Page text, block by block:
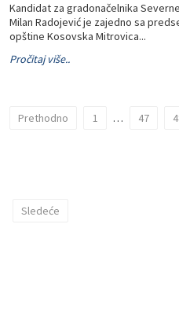
Kandidat za gradonačelnika
Milan Radojević je zajedno sa
opštine Kosovska Mitrovica...
Pročitaj više..
Prethodno 1 … 47
Sledeće